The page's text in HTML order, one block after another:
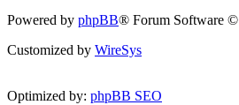
Powered by phpBB® Forum Software
Customized by WireSys
Optimized by: phpBB SEO